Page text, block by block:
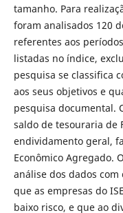
tamanho. Para
foram analisados 120
referentes aos
listadas no índice,
pesquisa se classifica
aos seus objetivos e
pesquisa documental.
saldo de tesouraria de
endividamento geral,
Econômico Agregado.
análise dos dados
que as empresas do
baixo risco, e que ao